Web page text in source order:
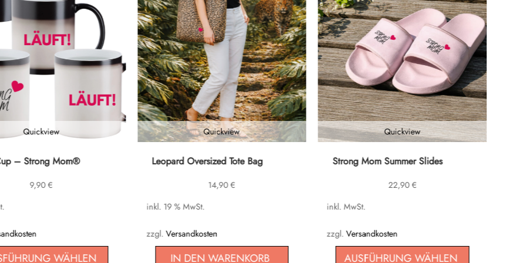
Quickview
– Strong Mom®
9,90€
WÄHLEN
Quickview
Leopard Oversized Tote Bag
14,90€
inkl. 19 % MwSt.
zzgl.Versandkosten
IN DEN WARENKORB
Quickview
Strong Mom Summer Slides
22,90€
inkl. MwSt.
zzgl.Versandkosten
AUSFÜHRUNG WÄHLEN
Dieses
mehrere
auf.
Die